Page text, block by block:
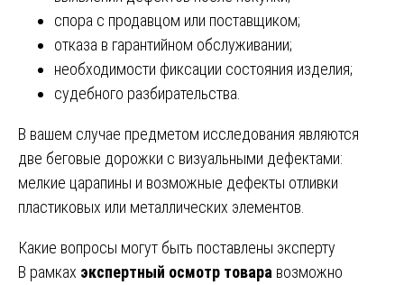
спора с продавцом или поставщиком;
отказа в гарантийном обслуживании;
необходимости фиксации состояния изделия;
судебного разбирательства.
В вашем случае предметом исследования являются
две беговые дорожки с визуальными дефектами:
мелкие царапины и возможные дефекты отливки
пластиковых или металлических элементов.
Какие вопросы могут быть поставлены эксперту
В рамках экспертный осмотр товара возможно